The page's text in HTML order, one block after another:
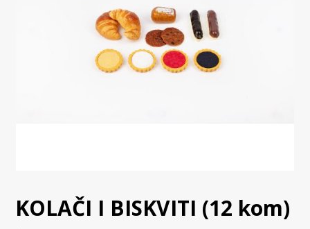
KOLAČI I BISKVITI (12 kom)